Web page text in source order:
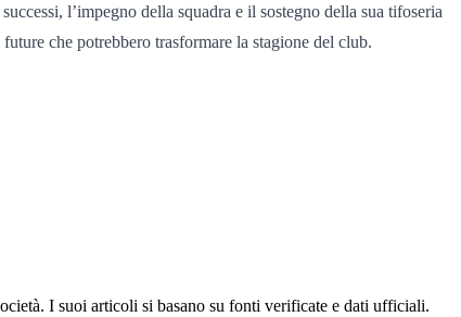
l’impegno della squadra e il sostegno della sua tifoseria
che potrebbero trasformare la stagione del club.
I suoi articoli si basano su fonti verificate e dati ufficiali.